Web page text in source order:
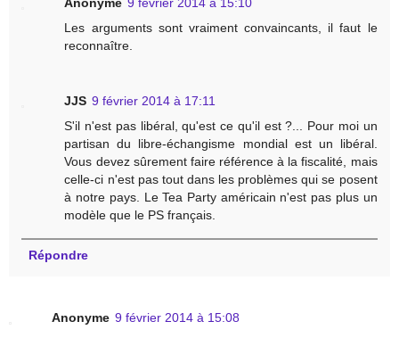
Les arguments sont vraiment convaincants, il faut le
reconnaître.
JJS 9 février 2014 à 17:11
S'il n'est pas libéral, qu'est ce qu'il est ?... Pour moi un
partisan du libre-échangisme mondial est un libéral.
Vous devez sûrement faire référence à la fiscalité, mais
celle-ci n'est pas tout dans les problèmes qui se posent
à notre pays. Le Tea Party américain n'est pas plus un
modèle que le PS français.
Répondre
Anonyme 9 février 2014 à 15:08